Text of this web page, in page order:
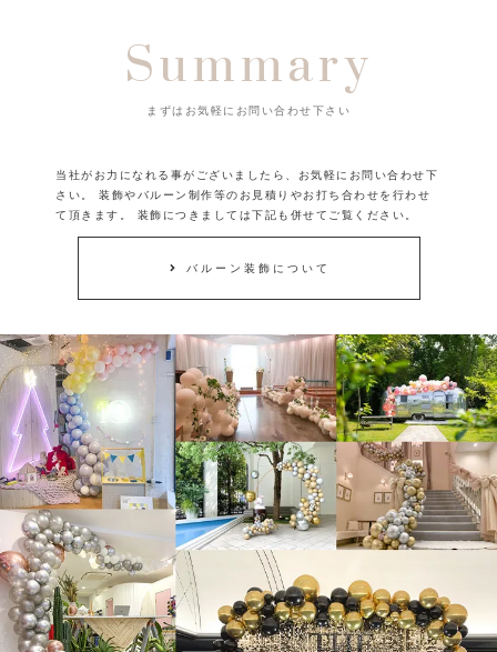
Summary
まずはお気軽にお問い合わせ下さい
当社がお力になれる事がございましたら、お気軽にお問い合わせ下
さい。
装飾やバルーン制作等のお見積りやお打ち合わせを行わせ
て頂きます。
装飾につきましては下記も併せてご覧ください。
バルーン装飾について